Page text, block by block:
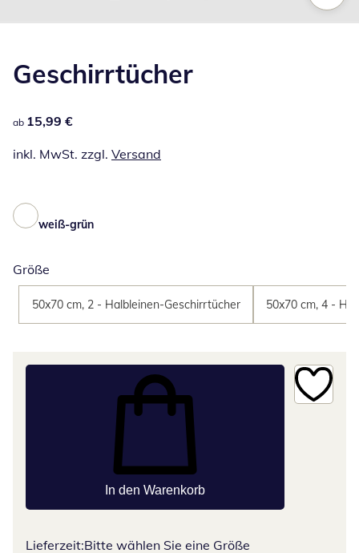
Geschirrtücher
15,99 €
ab 15,99 €
inkl. MwSt. zzgl. Versand
weiß-grün
Größe
50x70 cm, 2 - Halbleinen-Geschirrtücher 50x70 cm, 4 -
In den Warenkorb
Lieferzeit:Bitte wählen Sie eine Größe